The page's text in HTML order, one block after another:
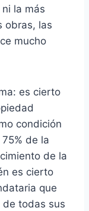
la más
obras, las
mucho
es cierto
condición
de la
de la
es cierto
que
todas sus